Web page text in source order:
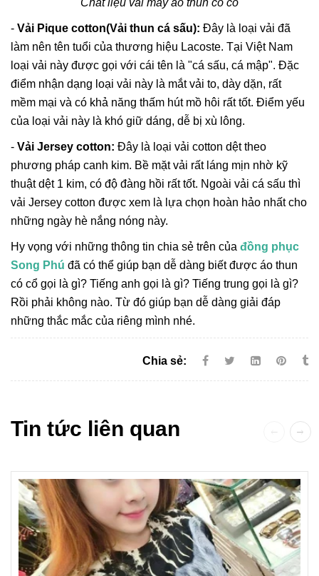
Chất liệu vải may áo thun có cổ
- Vải Pique cotton(Vải thun cá sấu): Đây là loại vải đã
làm nên tên tuổi của thương hiệu Lacoste. Tại Việt Nam
loại vải này được gọi với cái tên là "cá sấu, cá mập". Đặc
điểm nhận dạng loại vải này là mắt vải to, dày dặn, rất
mềm mại và có khả năng thấm hút mồ hôi rất tốt. Điểm yếu
của loại vải này là khó giữ dáng, dễ bị xù lông.
- Vải Jersey cotton: Đây là loại vải cotton dệt theo
phương pháp canh kim. Bề mặt vải rất láng mịn nhờ kỹ
thuật dệt 1 kim, có độ đàng hồi rất tốt. Ngoài vải cá sấu thì
vải Jersey cotton được xem là lựa chọn hoàn hảo nhất cho
những ngày hè nắng nóng này.
Hy vọng với những thông tin chia sẻ trên của đồng phục
Song Phú đã có thể giúp bạn dễ dàng biết được áo thun
có cổ gọi là gì? Tiếng anh gọi là gì? Tiếng trung gọi là gì?
Rồi phải không nào. Từ đó giúp bạn dễ dàng giải đáp
những thắc mắc của riêng mình nhé.
Chia sẻ:
Tin tức liên quan